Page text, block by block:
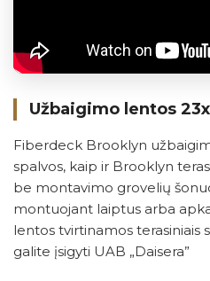
Užbaigimo lentos
Fiberdeck Brooklyn
spalvos, kaip ir Brooklyn
be montavimo grovelių
montuojant laiptus arba
lentos tvirtinamos terasiniais
galite įsigyti UAB „Daisera”